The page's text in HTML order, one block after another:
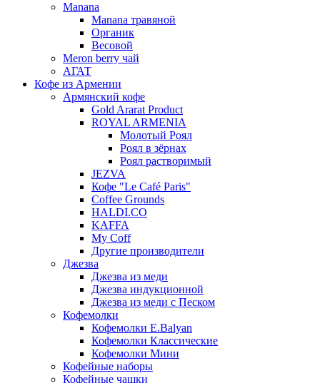
Manana
Manana травяной
Органик
Весовой
Meron berry чай
АГАТ
Кофе из Армении
Армянский кофе
Gold Ararat Product
ROYAL ARMENIA
Молотый Роял
Роял в зёрнах
Роял растворимый
JEZVA
Кофе "Le Café Paris"
Coffee Grounds
HALDI.CO
KAFFA
My Coff
Другие производители
Джезва
Джезва из меди
Джезва индукционной
Джезва из меди с Песком
Кофемолки
Кофемолки E.Balyan
Кофемолки Классические
Кофемолки Мини
Кофейные наборы
Кофейные чашки